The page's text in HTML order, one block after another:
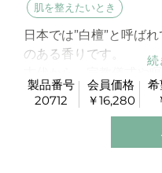
肌を整えたいとき
日本では”白檀”と呼ば
のある香りです。
ではオーストラリアの
蒸留されています。
製品番号
20712
会員価格
￥16,280